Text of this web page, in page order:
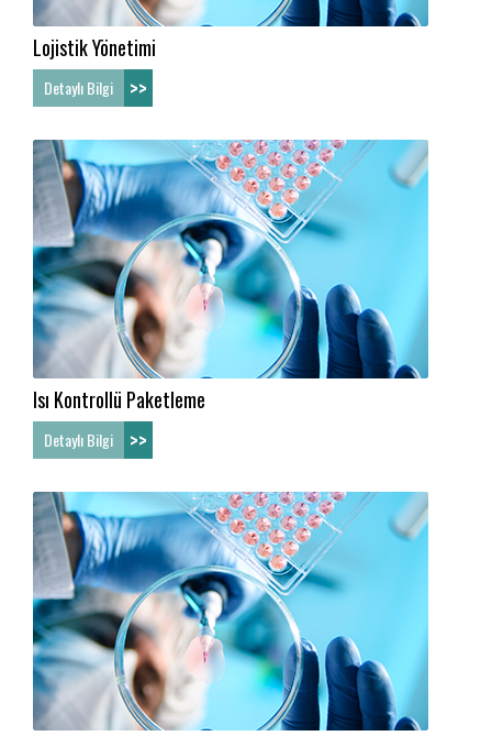
Lojistik Yönetimi
Detaylı Bilgi >>
Isı Kontrollü Paketleme
Detaylı Bilgi >>